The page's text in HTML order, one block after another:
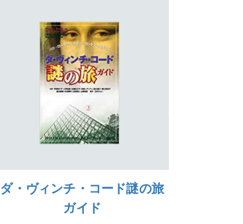
ダ・ヴィンチ・コード謎の旅
ガイド